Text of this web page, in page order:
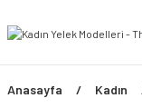
Anasayfa Kadın